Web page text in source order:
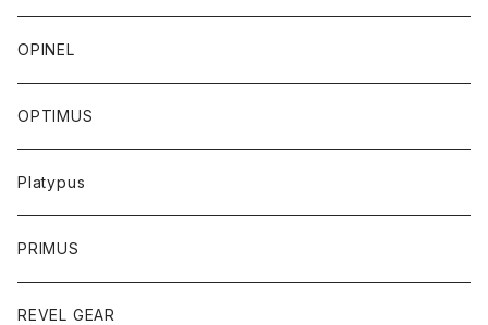
OPINEL
OPTIMUS
Platypus
PRIMUS
REVEL GEAR